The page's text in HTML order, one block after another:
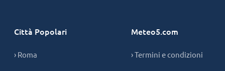
Città Popolari
› Roma
Meteo5.com
› Termini e condizioni